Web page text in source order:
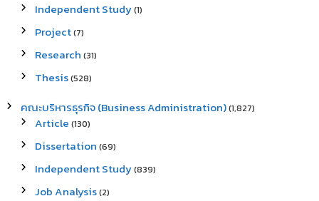
Independent Study(1)
Project(7)
Research (31)
Thesis(528)
คณะบริหารธุรกิจ (Business Administration)(1,827)
Article (130)
Dissertation (69)
Independent Study(839)
Job Analysis(2)